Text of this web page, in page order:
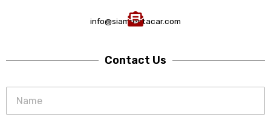
info@siamrentacar.com
Contact Us